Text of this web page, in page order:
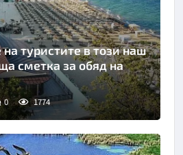
туристите в този наш
сметка за обяд на
0 1774